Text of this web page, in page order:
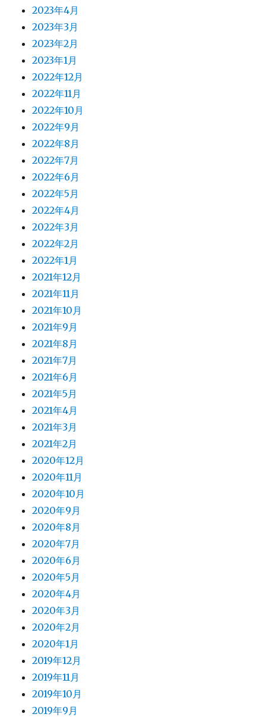
2023年4月
2023年3月
2023年2月
2023年1月
2022年12月
2022年11月
2022年10月
2022年9月
2022年8月
2022年7月
2022年6月
2022年5月
2022年4月
2022年3月
2022年2月
2022年1月
2021年12月
2021年11月
2021年10月
2021年9月
2021年8月
2021年7月
2021年6月
2021年5月
2021年4月
2021年3月
2021年2月
2020年12月
2020年11月
2020年10月
2020年9月
2020年8月
2020年7月
2020年6月
2020年5月
2020年4月
2020年3月
2020年2月
2020年1月
2019年12月
2019年11月
2019年10月
2019年9月